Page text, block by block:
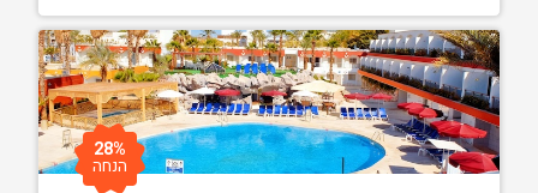
28%
הנחה